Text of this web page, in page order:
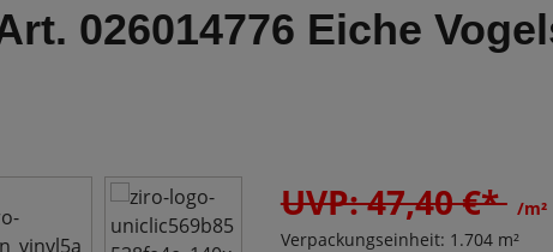
026014776 Eiche
UVP: 47,40 €* /m²
Verpackungseinheit: 1.704 m²